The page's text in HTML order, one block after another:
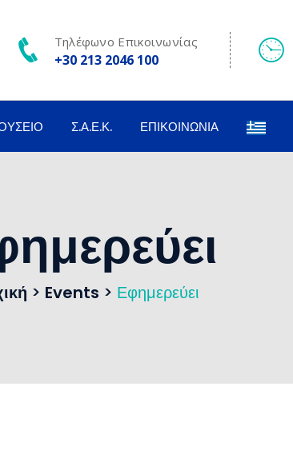
Τηλέφωνο Επικοινωνίας
+30 213 2046 100
Σ.Α.Ε.Κ. ΕΠΙΚΟΙΝΩΝΊΑ
> Events > Εφημερεύει